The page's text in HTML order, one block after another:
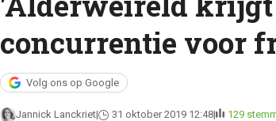
concurrentie voor
Volg ons op Google
Jannick Lanckriet 31 oktober 2019 12:48 129